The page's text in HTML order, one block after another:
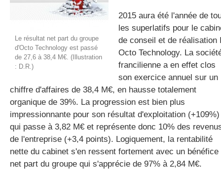
Le résultat net part du groupe
d'Octo Technology est passé
de 27,6 à 38,4 M€. (Illustration
: D.R.)
2015 aura été l'année de
les superlatifs pour le
de conseil et de réalisation
Octo Technology. La
francilienne a en effet clos
son exercice annuel sur un
chiffre d'affaires de 38,4 M€, en hausse totalement
organique de 39%. La progression est bien plus
impressionnante pour son résultat d'exploitation (+109%)
qui passe à 3,82 M€ et représente donc 10% des
de l'entreprise (+3,4 points). Logiquement, la rentabilité
nette du cabinet s'en ressent fortement avec un bénéfice
net part du groupe qui s'apprécie de 97% à 2,84 M€.